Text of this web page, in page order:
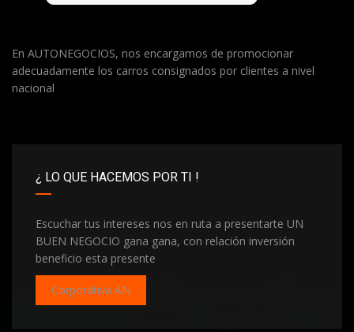
En AUTONEGOCIOS, nos encargamos de promocionar
adecuadamente los carros consignados por clientes a nivel
nacional
¿ LO QUE HACEMOS POR TI !
Escuchar tus intereses nos en ruta a presentarte UN
BUEN NEGOCIO gana gana, con relación inversión
beneficio esta presente
Corporativa AN